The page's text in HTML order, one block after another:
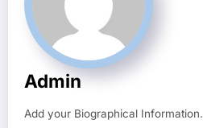
Admin
Add your Biographical Information.